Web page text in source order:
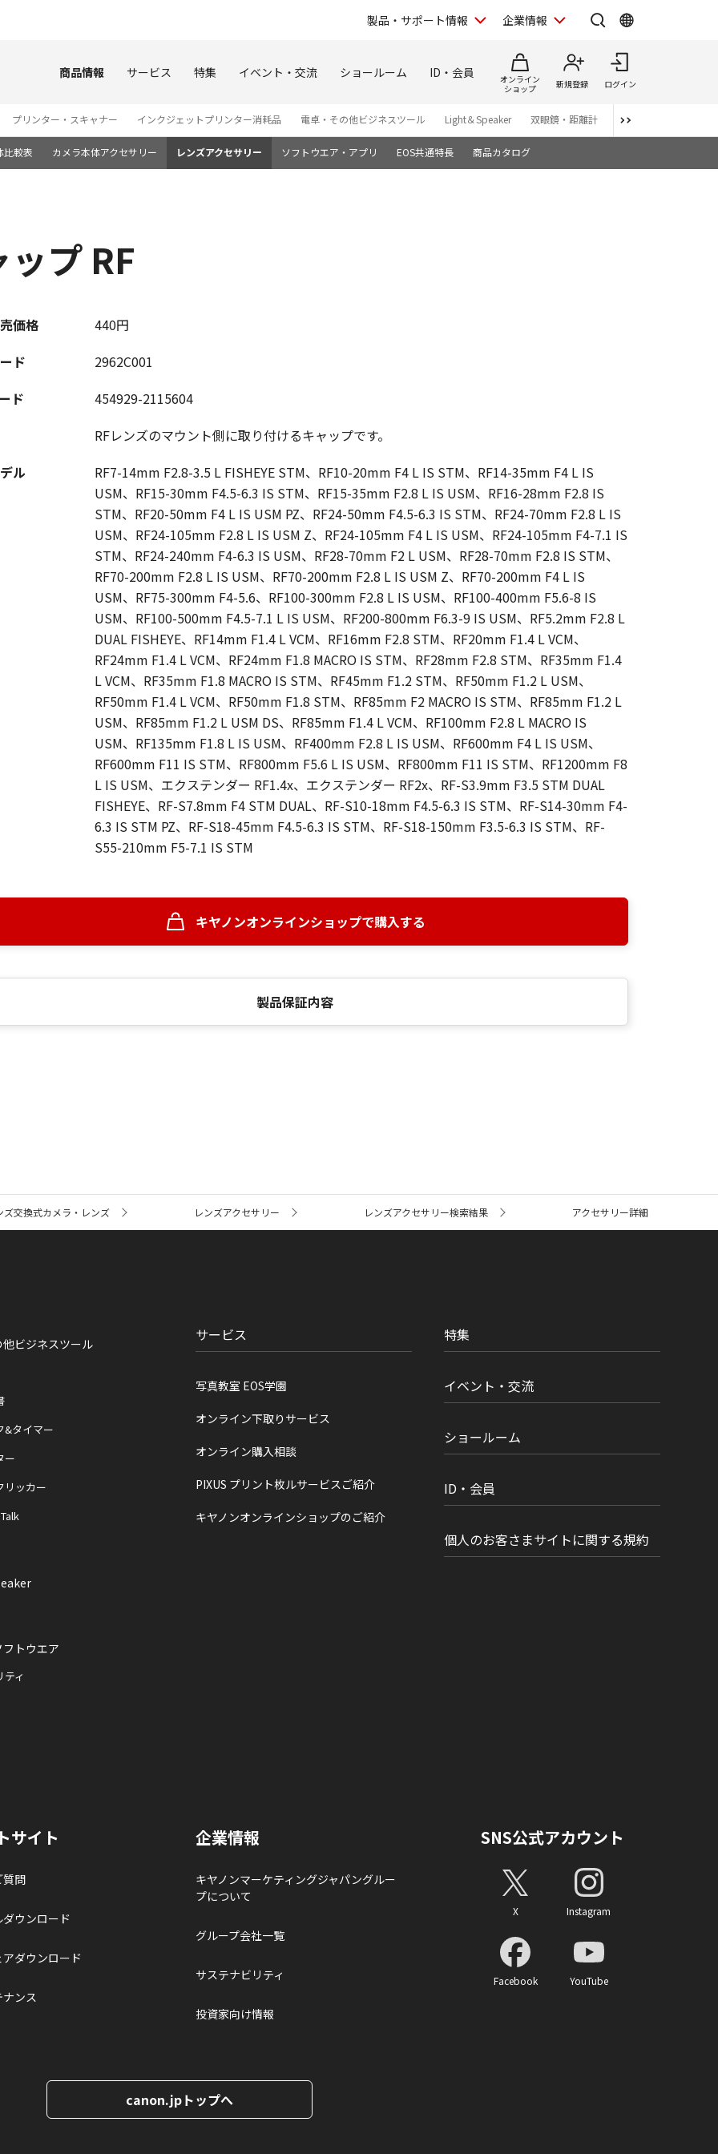
製品・サポート情報 企業情報
商品情報 サービス 特集 イベント・交流 ショールーム ID・会員
オンライン
ショップ
新規登録 ログイン
プリンター・スキャナー インクジェットプリンター消耗品 電卓・その他ビジネスツール Light＆Speaker 双眼鏡・距離計 写真集
比較表 カメラ本体アクセサリー レンズアクセサリー ソフトウエア・アプリ EOS共通特長 商品カタログ
プ RF
価格
440円
ド
2962C001
ド
454929-2115604
RFレンズのマウント側に取り付けるキャップです。
ル
RF7-14mm F2.8-3.5 L FISHEYE STM、RF10-20mm F4 L IS STM、RF14-35mm F4 L IS
USM、RF15-30mm F4.5-6.3 IS STM、RF15-35mm F2.8 L IS USM、RF16-28mm F2.8 IS
STM、RF20-50mm F4 L IS USM PZ、RF24-50mm F4.5-6.3 IS STM、RF24-70mm F2.8 L IS
USM、RF24-105mm F2.8 L IS USM Z、RF24-105mm F4 L IS USM、RF24-105mm F4-7.1 IS
STM、RF24-240mm F4-6.3 IS USM、RF28-70mm F2 L USM、RF28-70mm F2.8 IS STM、
RF70-200mm F2.8 L IS USM、RF70-200mm F2.8 L IS USM Z、RF70-200mm F4 L IS
USM、RF75-300mm F4-5.6、RF100-300mm F2.8 L IS USM、RF100-400mm F5.6-8 IS
USM、RF100-500mm F4.5-7.1 L IS USM、RF200-800mm F6.3-9 IS USM、RF5.2mm F2.8 L
DUAL FISHEYE、RF14mm F1.4 L VCM、RF16mm F2.8 STM、RF20mm F1.4 L VCM、
RF24mm F1.4 L VCM、RF24mm F1.8 MACRO IS STM、RF28mm F2.8 STM、RF35mm F1.4
L VCM、RF35mm F1.8 MACRO IS STM、RF45mm F1.2 STM、RF50mm F1.2 L USM、
RF50mm F1.4 L VCM、RF50mm F1.8 STM、RF85mm F2 MACRO IS STM、RF85mm F1.2 L
USM、RF85mm F1.2 L USM DS、RF85mm F1.4 L VCM、RF100mm F2.8 L MACRO IS
USM、RF135mm F1.8 L IS USM、RF400mm F2.8 L IS USM、RF600mm F4 L IS USM、
RF600mm F11 IS STM、RF800mm F5.6 L IS USM、RF800mm F11 IS STM、RF1200mm F8
L IS USM、エクステンダー RF1.4x、エクステンダー RF2x、RF-S3.9mm F3.5 STM DUAL
FISHEYE、RF-S7.8mm F4 STM DUAL、RF-S10-18mm F4.5-6.3 IS STM、RF-S14-30mm F4-
6.3 IS STM PZ、RF-S18-45mm F4.5-6.3 IS STM、RF-S18-150mm F3.5-6.3 IS STM、RF-
S55-210mm F5-7.1 IS STM
キヤノンオンラインショップで購入する
製品保証内容
ズ交換式カメラ・レンズ レンズアクセサリー レンズアクセサリー検索結果 アクセサリー詳細
ビジネスツール
&タイマー
ー
リッカー
トウエア
ティ
サービス
写真教室 EOS学園
オンライン下取りサービス
オンライン購入相談
PIXUS プリント枚ルサービスご紹介
キヤノンオンラインショップのご紹介
特集
イベント・交流
ショールーム
ID・会員
個人のお客さまサイトに関する規約
サイト
質問
ウンロード
ダウンロード
ンス
企業情報
キヤノンマーケティングジャパングルー
プについて
グループ会社一覧
サステナビリティ
投資家向け情報
SNS公式アカウント
X Instagram
Facebook YouTube
canon.jpトップへ